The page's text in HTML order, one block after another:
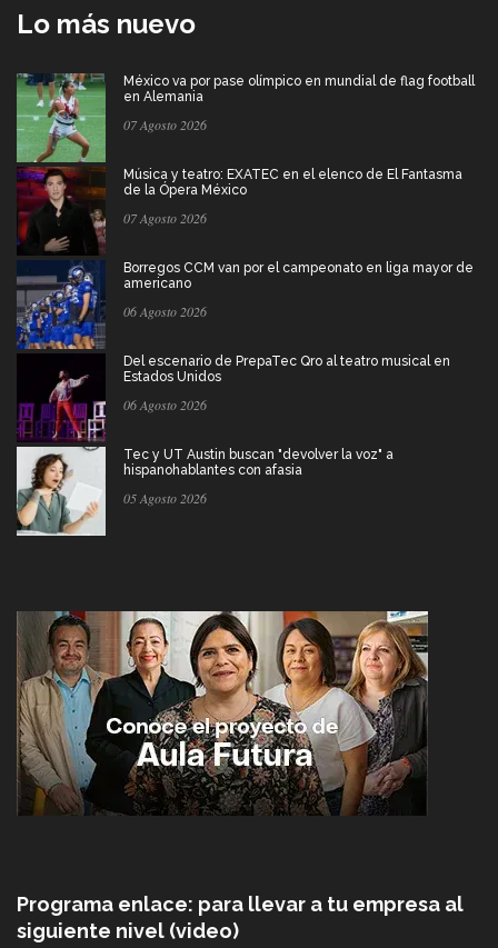
Lo más nuevo
México va por pase olímpico en mundial de flag football
en Alemania
07 Agosto 2026
Música y teatro: EXATEC en el elenco de El Fantasma
de la Ópera México
07 Agosto 2026
Borregos CCM van por el campeonato en liga mayor de
americano
06 Agosto 2026
Del escenario de PrepaTec Qro al teatro musical en
Estados Unidos
06 Agosto 2026
Tec y UT Austin buscan "devolver la voz" a
hispanohablantes con afasia
05 Agosto 2026
Programa enlace: para llevar a tu empresa al
siguiente nivel (video)